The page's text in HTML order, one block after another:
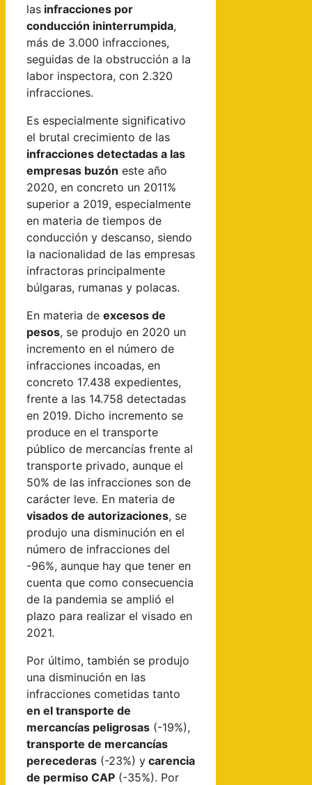
las infracciones por
conducción ininterrumpida,
más de 3.000 infracciones,
seguidas de la obstrucción a la
labor inspectora, con 2.320
infracciones.
Es especialmente significativo
el brutal crecimiento de las
infracciones detectadas a las
empresas buzón este año
2020, en concreto un 2011%
superior a 2019, especialmente
en materia de tiempos de
conducción y descanso, siendo
la nacionalidad de las empresas
infractoras principalmente
búlgaras, rumanas y polacas.
En materia de excesos de
pesos, se produjo en 2020 un
incremento en el número de
infracciones incoadas, en
concreto 17.438 expedientes,
frente a las 14.758 detectadas
en 2019. Dicho incremento se
produce en el transporte
público de mercancías frente al
transporte privado, aunque el
50% de las infracciones son de
carácter leve. En materia de
visados de autorizaciones, se
produjo una disminución en el
número de infracciones del
-96%, aunque hay que tener en
cuenta que como consecuencia
de la pandemia se amplió el
plazo para realizar el visado en
2021.
Por último, también se produjo
una disminución en las
infracciones cometidas tanto
en el transporte de
mercancías peligrosas (-19%),
transporte de mercancías
perecederas (-23%) y carencia
de permiso CAP (-35%). Por